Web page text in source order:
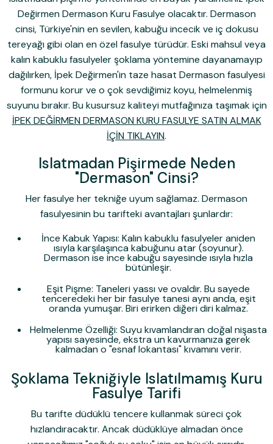
Değirmen Dermason Kuru Fasulye olacaktır. Dermason
cinsi, Türkiye'nin en sevilen, kabuğu incecik ve iç dokusu
tereyağı gibi olan en özel fasulye türüdür. Eski mahsul veya
kalın kabuklu fasulyeler şoklama yöntemine dayanamayıp
dağılırken, İpek Değirmen'in taze hasat Dermason fasulyesi
formunu korur ve o çok sevdiğimiz koyu, helmelenmiş
suyunu bırakır. Bu kusursuz kaliteyi mutfağınıza taşımak için
İPEK DEĞİRMEN DERMASON KURU FASULYE SATIN ALMAK
İÇİN TIKLAYIN.
Islatmadan Pişirmede Neden
"Dermason" Cinsi?
Her fasulye her tekniğe uyum sağlamaz. Dermason
fasulyesinin bu tarifteki avantajları şunlardır:
İnce Kabuk Yapısı: Kalın kabuklu fasulyeler aniden
ısıyla karşılaşınca kabuğunu atar (soyunur).
Dermason ise ince kabuğu sayesinde ısıyla hızla
bütünleşir.
Eşit Pişme: Taneleri yassı ve ovaldir. Bu sayede
tenceredeki her bir fasulye tanesi aynı anda, eşit
oranda yumuşar. Biri erirken diğeri diri kalmaz.
Helmelenme Özelliği: Suyu kıvamlandıran doğal nişasta
yapısı sayesinde, ekstra un kavurmanıza gerek
kalmadan o "esnaf lokantası" kıvamını verir.
Şoklama Tekniğiyle Islatılmamış Kuru
Fasulye Tarifi
Bu tarifte düdüklü tencere kullanmak süreci çok
hızlandıracaktır. Ancak düdüklüye almadan önce